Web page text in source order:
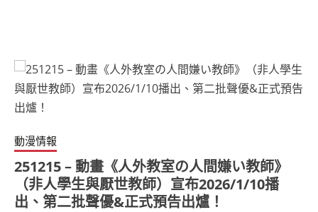
動漫情報
251215 – 動畫《人外教室の人間嫌い教師》
（非人學生與厭世教師）宣布2026/1/10播
出、第二批聲優&正式預告出爐！